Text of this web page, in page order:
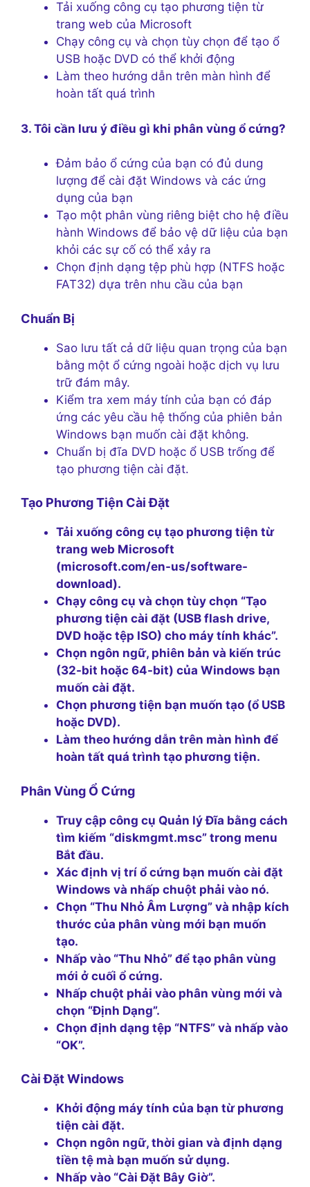
Tải xuống công cụ tạo phương tiện từ
trang web của Microsoft
Chạy công cụ và chọn tùy chọn để tạo ổ
USB hoặc DVD có thể khởi động
Làm theo hướng dẫn trên màn hình để
hoàn tất quá trình
3. Tôi cần lưu ý điều gì khi phân vùng ổ cứng?
Đảm bảo ổ cứng của bạn có đủ dung
lượng để cài đặt Windows và các ứng
dụng của bạn
Tạo một phân vùng riêng biệt cho hệ điều
hành Windows để bảo vệ dữ liệu của bạn
khỏi các sự cố có thể xảy ra
Chọn định dạng tệp phù hợp (NTFS hoặc
FAT32) dựa trên nhu cầu của bạn
Chuẩn Bị
Sao lưu tất cả dữ liệu quan trọng của bạn
bằng một ổ cứng ngoài hoặc dịch vụ lưu
trữ đám mây.
Kiểm tra xem máy tính của bạn có đáp
ứng các yêu cầu hệ thống của phiên bản
Windows bạn muốn cài đặt không.
Chuẩn bị đĩa DVD hoặc ổ USB trống để
tạo phương tiện cài đặt.
Tạo Phương Tiện Cài Đặt
Tải xuống công cụ tạo phương tiện từ
trang web Microsoft
(microsoft.com/en-us/software-
download).
Chạy công cụ và chọn tùy chọn “Tạo
phương tiện cài đặt (USB flash drive,
DVD hoặc tệp ISO) cho máy tính khác”.
Chọn ngôn ngữ, phiên bản và kiến trúc
(32-bit hoặc 64-bit) của Windows bạn
muốn cài đặt.
Chọn phương tiện bạn muốn tạo (ổ USB
hoặc DVD).
Làm theo hướng dẫn trên màn hình để
hoàn tất quá trình tạo phương tiện.
Phân Vùng Ổ Cứng
Truy cập công cụ Quản lý Đĩa bằng cách
tìm kiếm “diskmgmt.msc” trong menu
Bắt đầu.
Xác định vị trí ổ cứng bạn muốn cài đặt
Windows và nhấp chuột phải vào nó.
Chọn “Thu Nhỏ Âm Lượng” và nhập kích
thước của phân vùng mới bạn muốn
tạo.
Nhấp vào “Thu Nhỏ” để tạo phân vùng
mới ở cuối ổ cứng.
Nhấp chuột phải vào phân vùng mới và
chọn “Định Dạng”.
Chọn định dạng tệp “NTFS” và nhấp vào
“OK”.
Cài Đặt Windows
Khởi động máy tính của bạn từ phương
tiện cài đặt.
Chọn ngôn ngữ, thời gian và định dạng
tiền tệ mà bạn muốn sử dụng.
Nhấp vào “Cài Đặt Bây Giờ”.